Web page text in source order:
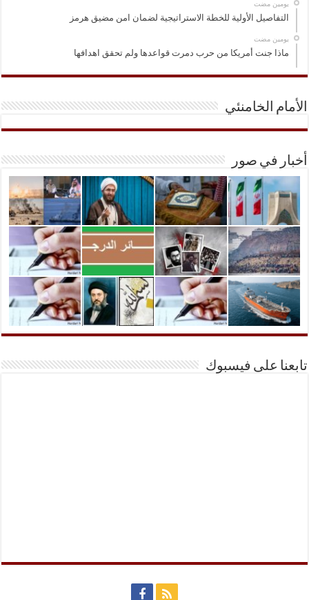
‏يومين مضت
التفاصيل الأولية للخطة الاستراتيجية لضمان امن مضيق هرمز
‏يومين مضت
ماذا جنت أمريكا من حرب دمرت قواعدها ولم تحقق اهدافها
الأمام الخامنئي
أخبار في صور
تابعنا على فيسبوك